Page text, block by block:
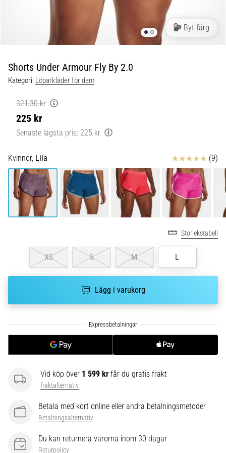
är
de
och
hur
genomförs
de?
testar
shuttle
run
snabbhet,
smidighet
och
det…
6. 8. 2026
9 min. läsning
Löparknä:
Orsaker,
och
förebyggande
åtgärder
Löparknä,
Byt färg
Shorts Under Armour Fly By 2.0
Kategori: Löparkläder för dam
321,30 kr
225 kr
Senaste lägsta pris: 225 kr
Kvinnor, Lila Recensioner (9)
Storlekstabell
XS S M L
Lägg i varukorg
Vid köp över 1 599 kr får du gratis frakt
fraktalternativ
Betala med kort online eller andra betalningsmetoder
Betalningsalternativ
Du kan returnera varorna inom 30 dagar
Returpolicy